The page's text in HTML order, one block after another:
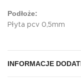
Podłoże:
Płyta pcv 0,5mm
INFORMACJE